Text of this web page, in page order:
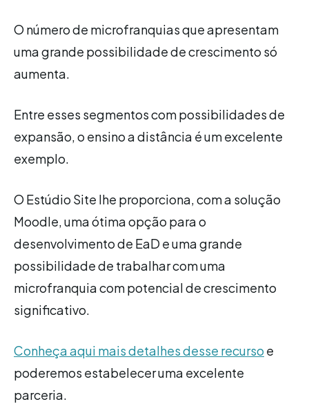
O número de microfranquias que apresentam
uma grande possibilidade de crescimento só
aumenta.
Entre esses segmentos com possibilidades de
expansão, o ensino a distância é um excelente
exemplo.
O Estúdio Site lhe proporciona, com a solução
Moodle, uma ótima opção para o
desenvolvimento de EaD e uma grande
possibilidade de trabalhar com uma
microfranquia com potencial de crescimento
significativo.
Conheça aqui mais detalhes desse recurso e
poderemos estabelecer uma excelente
parceria.